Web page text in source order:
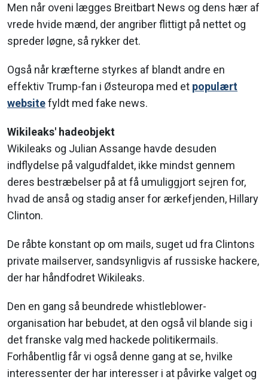
Men når oveni lægges Breitbart News og dens hær af
vrede hvide mænd, der angriber flittigt på nettet og
spreder løgne, så rykker det.
Også når kræfterne styrkes af blandt andre en
effektiv Trump-fan i Østeuropa med et populært
websitefyldt med fake news.
Wikileaks' hadeobjekt
Wikileaks og Julian Assange havde desuden
indflydelse på valgudfaldet, ikke mindst gennem
deres bestræbelser på at få umuliggjort sejren for,
hvad de anså og stadig anser for ærkefjenden, Hillary
Clinton.
De råbte konstant op om mails, suget ud fra Clintons
private mailserver, sandsynligvis af russiske hackere,
der har håndfodret Wikileaks.
Den en gang så beundrede whistleblower-
organisation har bebudet, at den også vil blande sig i
det franske valg med hackede politikermails.
Forhåbentlig får vi også denne gang at se, hvilke
interessenter der har interesser i at påvirke valget og